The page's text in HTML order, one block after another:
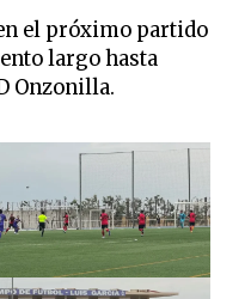
el próximo partido
largo hasta
Onzonilla.